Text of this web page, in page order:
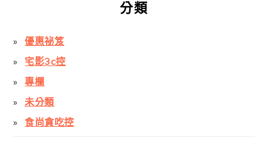
分類
優惠祕笈
宅影3c控
專欄
未分類
食尚貪吃控